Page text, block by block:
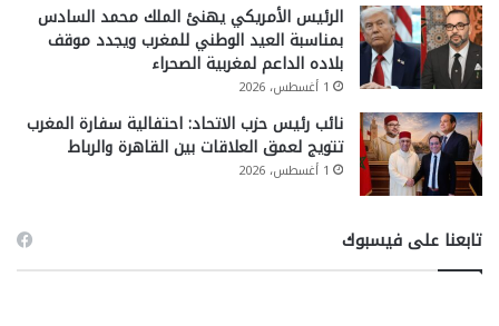
الرئيس الأمريكي يهنئ الملك محمد السادس
بمناسبة العيد الوطني للمغرب ويجدد موقف
بلاده الداعم لمغربية الصحراء
1 أغسطس، 2026
نائب رئيس حزب الاتحاد: احتفالية سفارة المغرب
تتويج لعمق العلاقات بين القاهرة والرباط
1 أغسطس، 2026
تابعنا على فيسبوك